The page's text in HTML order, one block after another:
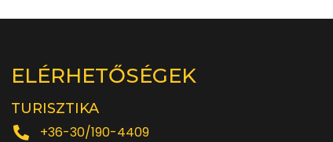
ELÉRHETŐSÉGEK
TURISZTIKA
+36-30/190-4409